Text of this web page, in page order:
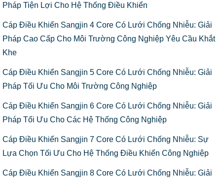
Pháp Tiện Lợi Cho Hệ Thống Điều Khiển
Cáp Điều Khiển Sangjin 4 Core Có Lưới Chống Nhiễu: Giải
Pháp Cao Cấp Cho Môi Trường Công Nghiệp Yêu Cầu Khắt
Khe
Cáp Điều Khiển Sangjin 5 Core Có Lưới Chống Nhiễu: Giải
Pháp Tối Ưu Cho Môi Trường Công Nghiệp
Cáp Điều Khiển Sangjin 6 Core Có Lưới Chống Nhiễu: Giải
Pháp Tối Ưu Cho Các Hệ Thống Công Nghiệp
Cáp Điều Khiển Sangjin 7 Core Có Lưới Chống Nhiễu: Sự
Lựa Chọn Tối Ưu Cho Hệ Thống Điều Khiển Công Nghiệp
Cáp Điều Khiển Sangjin 8 Core Có Lưới Chống Nhiễu: Giải